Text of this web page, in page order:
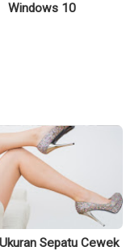
Windows 10
Sepatu Cewek